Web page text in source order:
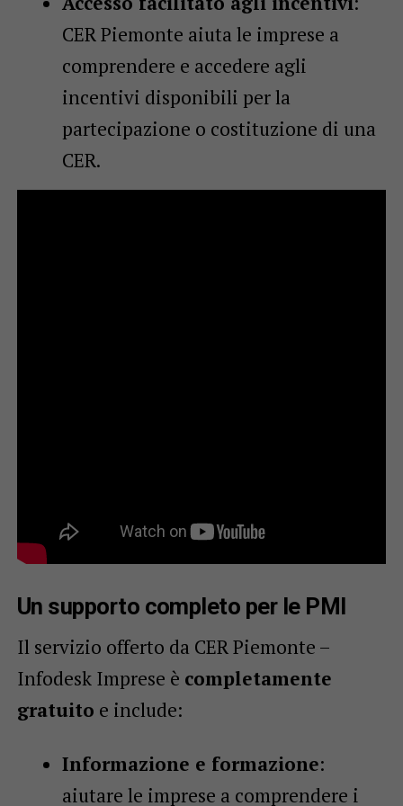
CER Piemonte aiuta le imprese a
comprendere e accedere agli
incentivi disponibili per la
partecipazione o costituzione di una
CER.
Un supporto completo per le PMI
Il servizio offerto da CER Piemonte –
Infodesk Imprese è completamente
gratuito e include:
Informazione e formazione:
aiutare le imprese a comprendere i